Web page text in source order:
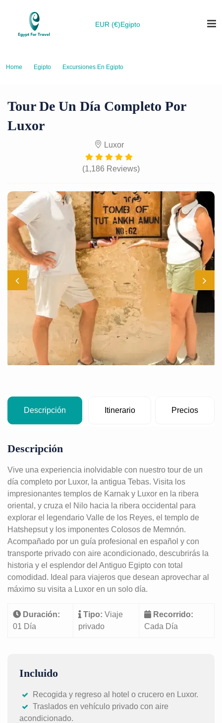
EUR (€)Egipto
Home Egipto
Excursiones En Egipto
Tour De Un Día Completo Por
Luxor
Luxor
(1,186 Reviews)
Descripción Itinerario Precios
Descripción
Vive una experiencia inolvidable con nuestro tour de un
día completo por Luxor, la antigua Tebas. Visita los
impresionantes templos de Karnak y Luxor en la ribera
oriental, y cruza el Nilo hacia la ribera occidental para
explorar el legendario Valle de los Reyes, el templo de
Hatshepsut y los imponentes Colosos de Memnón.
Acompañado por un guía profesional en español y con
transporte privado con aire acondicionado, descubrirás la
historia y el esplendor del Antiguo Egipto con total
comodidad. Ideal para viajeros que desean aprovechar al
máximo su visita a Luxor en un solo día.
Duración:
01 Día
Tipo: Viaje
privado
Recorrido:
Cada Día
Incluido
Recogida y regreso al hotel o crucero en Luxor.
Traslados en vehículo privado con aire
acondicionado.